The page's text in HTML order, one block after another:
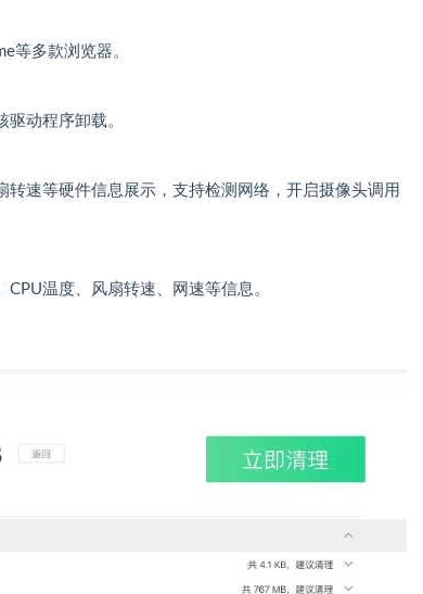
等多款浏览器。
动程序卸载。
速等硬件信息展示，支持检测网络，开启摄像头调用
温度、风扇转速、网速等信息。